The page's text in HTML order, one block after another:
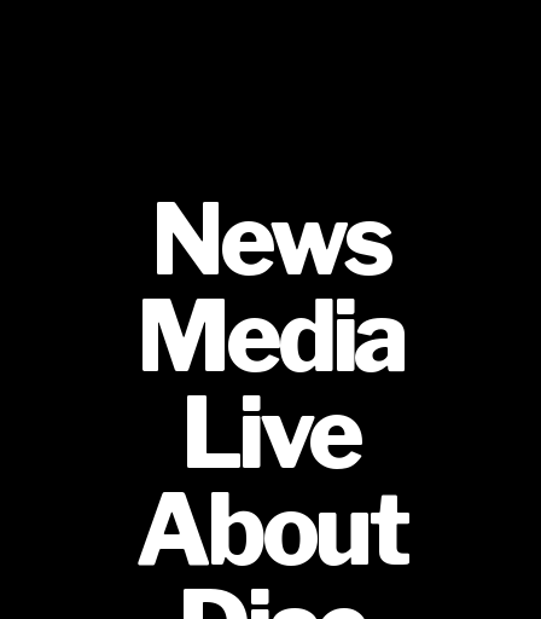
News
Media
Live
About